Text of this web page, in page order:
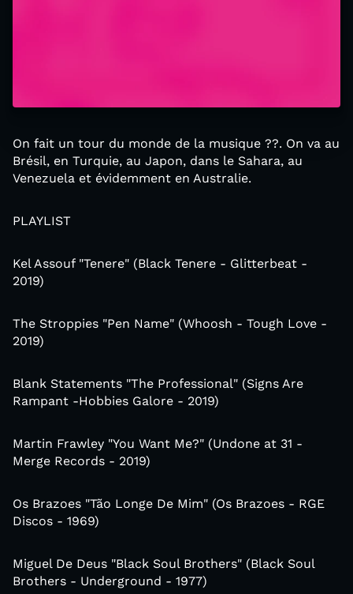
On fait un tour du monde de la musique ??. On va au
Brésil, en Turquie, au Japon, dans le Sahara, au
Venezuela et évidemment en Australie.
PLAYLIST
Kel Assouf "Tenere" (Black Tenere - Glitterbeat -
2019)
The Stroppies "Pen Name" (Whoosh - Tough Love -
2019)
Blank Statements "The Professional" (Signs Are
Rampant -Hobbies Galore - 2019)
Martin Frawley "You Want Me?" (Undone at 31 -
Merge Records - 2019)
Os Brazoes "Tão Longe De Mim" (Os Brazoes - RGE
Discos - 1969)
Miguel De Deus "Black Soul Brothers" (Black Soul
Brothers - Underground - 1977)